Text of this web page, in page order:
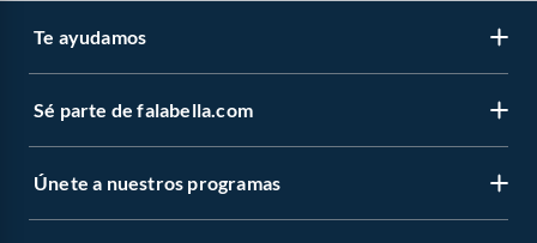
Te ayudamos
Sé parte de falabella.com
Únete a nuestros programas